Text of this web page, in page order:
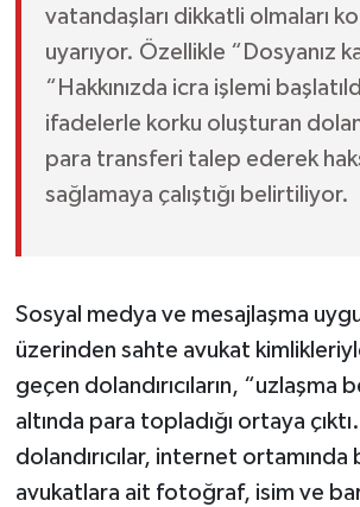
vatandaşları dikkatli olmaları
uyarıyor. Özellikle “Dosyanız
“Hakkınızda icra işlemi
ifadelerle korku oluşturan
para transferi talep ederek
sağlamaya çalıştığı belirtiliyor.
Sosyal medya ve mesajlaşma
üzerinden sahte avukat
geçen dolandırıcıların, “uzlaşma
altında para topladığı ortaya
dolandırıcılar, internet
avukatlara ait fotoğraf, isim ve